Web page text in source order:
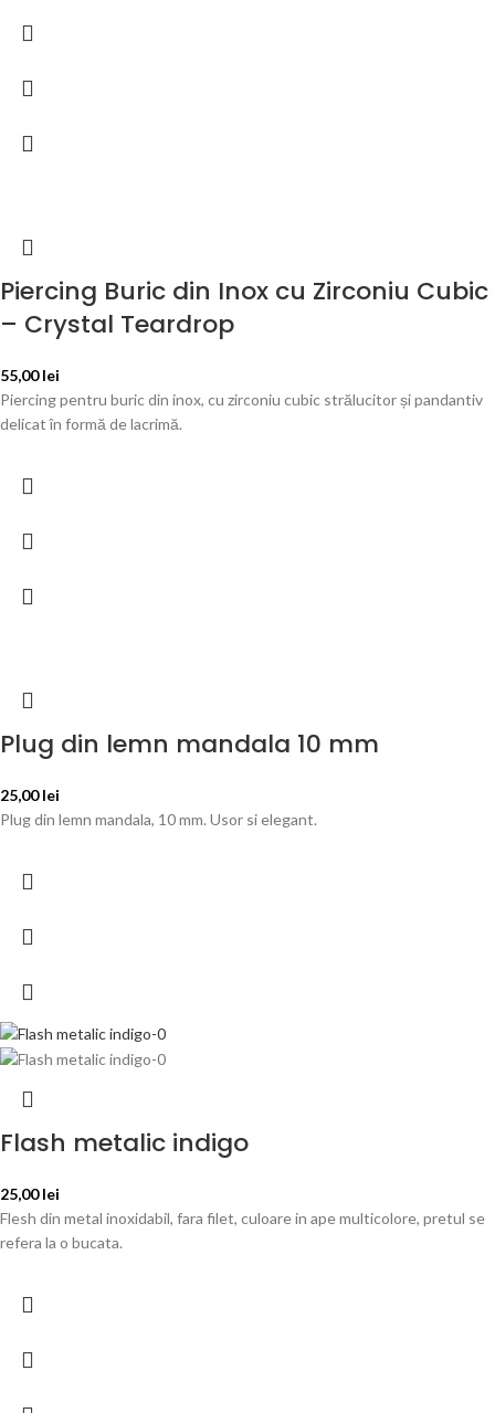
Piercing Buric din Inox cu Zirconiu Cubic
– Crystal Teardrop
55,00lei
Piercing pentru buric din inox, cu zirconiu cubic strălucitor și pandantiv
delicat în formă de lacrimă.
Plug din lemn mandala 10 mm
25,00lei
Plug din lemn mandala, 10 mm. Usor si elegant.
Flash metalic indigo
25,00lei
Flesh din metal inoxidabil, fara filet, culoare in ape multicolore, pretul se
refera la o bucata.